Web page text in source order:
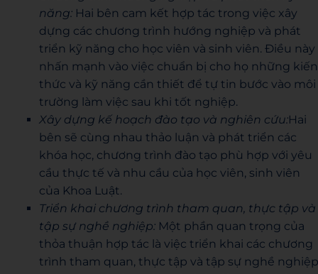
năng: Hai bên cam kết hợp tác trong việc xây
dựng các chương trình hướng nghiệp và phát
triển kỹ năng cho học viên và sinh viên. Điều này
nhấn mạnh vào việc chuẩn bị cho họ những kiến
thức và kỹ năng cần thiết để tự tin bước vào môi
trường làm việc sau khi tốt nghiệp.
Xây dựng kế hoạch đào tạo và nghiên cứu:Hai
bên sẽ cùng nhau thảo luận và phát triển các
khóa học, chương trình đào tạo phù hợp với yêu
cầu thực tế và nhu cầu của học viên, sinh viên
của Khoa Luật.
Triển khai chương trình tham quan, thực tập và
tập sự nghề nghiệp: Một phần quan trọng của
thỏa thuận hợp tác là việc triển khai các chương
trình tham quan, thực tập và tập sự nghề